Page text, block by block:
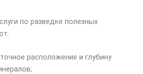
по разведке полезных
расположение и глубину